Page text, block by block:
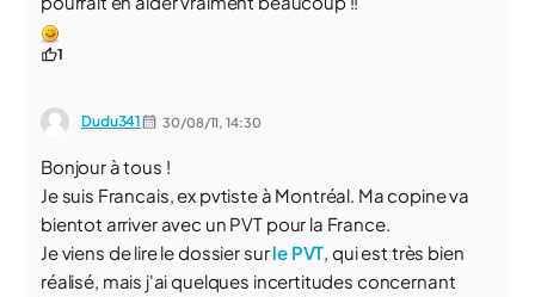
1
Dudu341 30/08/11,14:30
Bonjour à tous !
Je suis Francais, ex pvtiste à Montréal. Ma copine va
bientot arriver avec un PVT pour la France.
Je viens de lire le dossier surle PVT, qui est très bien
réalisé, mais j'ai quelques incertitudes concernant